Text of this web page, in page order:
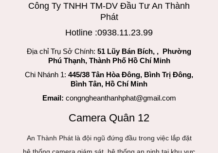
Công Ty TNHH TM-DV Đầu Tư An Thành
Phát
Hotline :0938.11.23.99
Địa chỉ Trụ Sở Chính: 51 Lũy Bán Bích, , Phường
Phú Thạnh, Thành Phố Hồ Chí Minh
Chi Nhánh 1: 445/38 Tân Hòa Đông, Bình Trị Đông,
Bình Tân, Hồ Chí Minh
Email: congngheanthanhphat@gmail.com
Camera Quân 12
An Thành Phát là đội ngũ đứng đầu trong việc lắp đặt
hệ thống camera giám sát, hệ thống an ninh tại khu vực